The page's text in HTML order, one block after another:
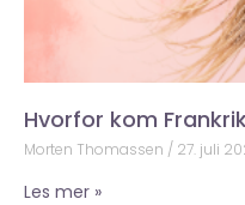
Hvorfor kom
Morten Thomassen 27. juli
Les mer »